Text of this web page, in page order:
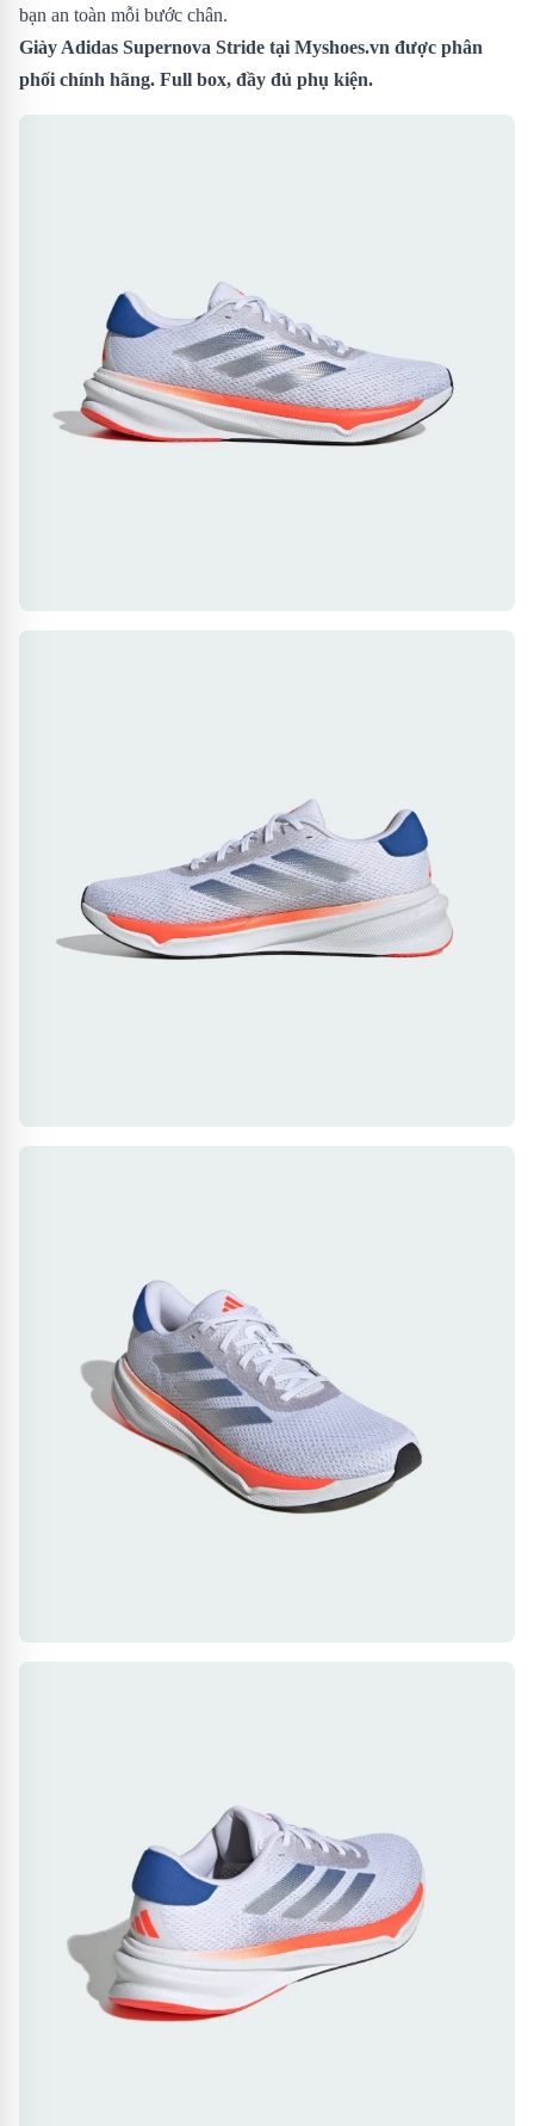
bạn an toàn mỗi bước chân.
Giày Adidas Supernova Stride tại Myshoes.vn được phân
phối chính hãng. Full box, đầy đủ phụ kiện.